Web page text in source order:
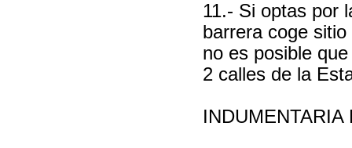
11.- Si optas por
barrera coge
no es posible
2 calles de la